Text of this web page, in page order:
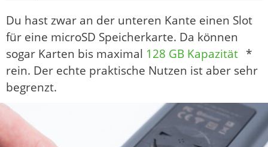
Du hast zwar an der unteren Kante einen Slot
für eine microSD Speicherkarte. Da können
sogar Karten bis maximal 128 GB Kapazität *
rein. Der echte praktische Nutzen ist aber sehr
begrenzt.